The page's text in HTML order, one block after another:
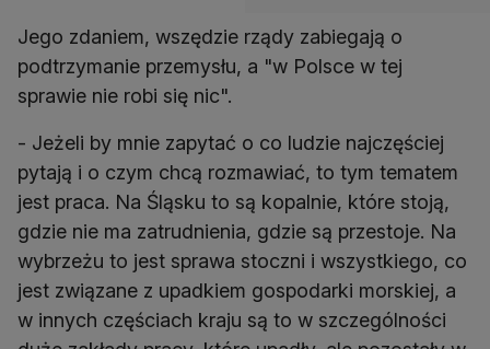
Jego zdaniem, wszędzie rządy zabiegają o
podtrzymanie przemysłu, a "w Polsce w tej
sprawie nie robi się nic".
- Jeżeli by mnie zapytać o co ludzie najczęściej
pytają i o czym chcą rozmawiać, to tym tematem
jest praca. Na Śląsku to są kopalnie, które stoją,
gdzie nie ma zatrudnienia, gdzie są przestoje. Na
wybrzeżu to jest sprawa stoczni i wszystkiego, co
jest związane z upadkiem gospodarki morskiej, a
w innych częściach kraju są to w szczególności